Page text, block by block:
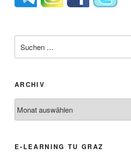
nach:
ARCHIV
E-LEARNING TU GRAZ